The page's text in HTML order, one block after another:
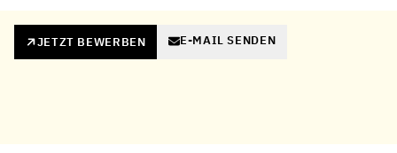
JETZT BEWERBEN E-MAIL SENDEN